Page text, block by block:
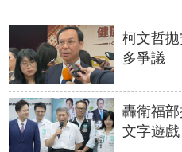
柯文哲
多爭議
轟衛福
文字遊戲